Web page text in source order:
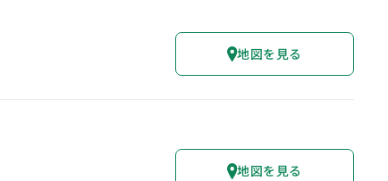
地図を見る
地図を見る